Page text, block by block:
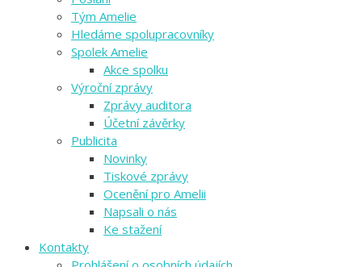
Tým Amelie
Hledáme spolupracovníky
Spolek Amelie
Akce spolku
Výroční zprávy
Zprávy auditora
Účetní závěrky
Publicita
Novinky
Tiskové zprávy
Ocenění pro Amelii
Napsali o nás
Ke stažení
Kontakty